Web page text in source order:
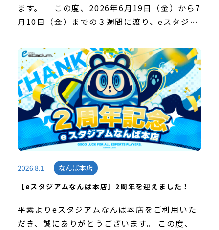
ます。 この度、2026年6月19日（金）から7
月10日（金）までの３週間に渡り、eスタジア
ールド』危機契約 ESPORTS CAFE […]
2026.8.1
なんば本店
【eスタジアムなんば本店】2周年を迎えました！
平素よりeスタジアムなんば本店をご利用いた
だき、誠にありがとうございます。 この度、